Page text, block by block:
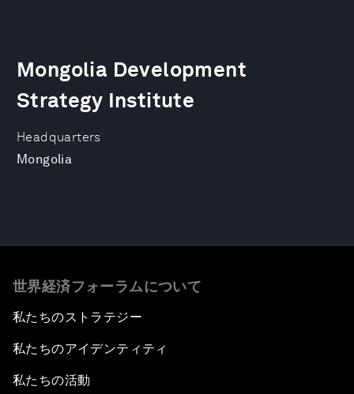
Headquarters
Mongolia
Mongolia Development
Strategy Institute
世界経済フォーラムについて
私たちのストラテジー
私たちのアイデンティティ
私たちの活動